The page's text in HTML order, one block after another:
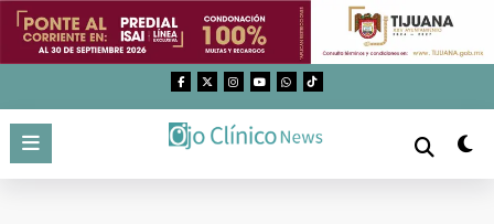
Saltar
contenido